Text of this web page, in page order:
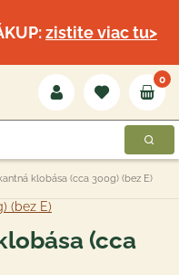
zistite viac tu>
0
klobása (cca 300g) (bez E)
(cca